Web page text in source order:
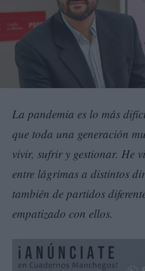
La pandemia es lo más
que toda una generación
vivir, sufrir y gestionar. He
entre lágrimas a distintos
también de partidos
empatizado con ellos.